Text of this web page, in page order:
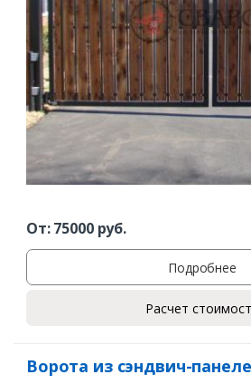
От:75000руб.
Подробнее
Расчет
Ворота из сэндвич-